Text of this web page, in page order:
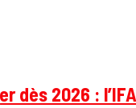
dès 2026 :